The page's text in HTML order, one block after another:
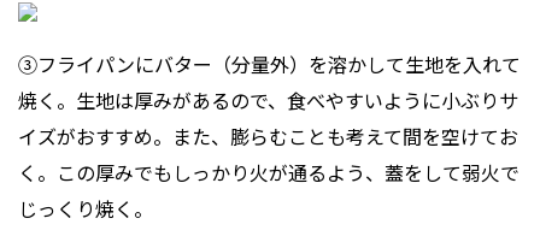
③フライパンにバター（分量外）を溶かして生地を入れて
焼く。生地は厚みがあるので、食べやすいように小ぶりサ
イズがおすすめ。また、膨らむことも考えて間を空けてお
く。この厚みでもしっかり火が通るよう、蓋をして弱火で
じっくり焼く。